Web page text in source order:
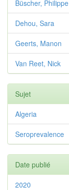
Büscher, Philippe
Dehou, Sara
Geerts, Manon
Van Reet, Nick
Sujet
Algeria
Seroprevalence
Date publié
2020